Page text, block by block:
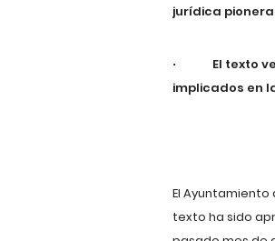
jurídica
·
El texto
implicados en
El
texto ha sido